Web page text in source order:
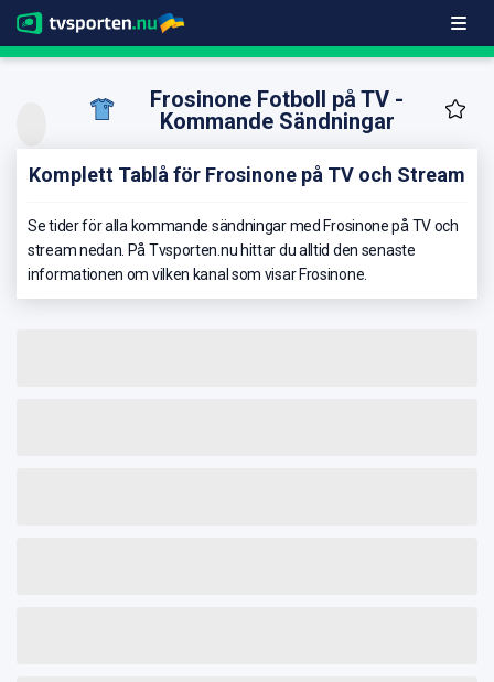
Frosinone Fotboll på TV -
Kommande Sändningar
Komplett Tablå för Frosinone på TV och Stream
Se tider för alla kommande sändningar med Frosinone på TV och
stream nedan. På Tvsporten.nu hittar du alltid den senaste
informationen om vilken kanal som visar Frosinone.